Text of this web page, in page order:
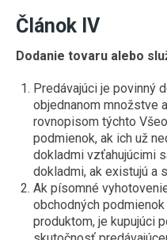
Článok IV
Dodanie tovaru alebo
Predávajúci je povinný
objednanom množstve
rovnopisom týchto
podmienok, ak ich už
dokladmi vzťahujúcimi
dokladmi, ak existujú a
Ak písomné
obchodných
produktom, je kupujúci